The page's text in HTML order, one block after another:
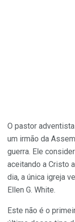
O pastor
um irmão da
guerra. Ele
aceitando a Cristo
dia, a única igreja
Ellen G. White.
Este não é o